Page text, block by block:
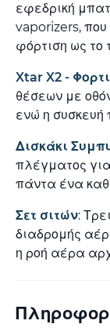
εφεδρική
vaporizers, που
φόρτιση ως το
Xtar X2 -
θέσεων με
ενώ η
Δισκάκι
πλέγματος
πάντα ένα
Σετ σιτών:
διαδρομής
η ροή αέρα